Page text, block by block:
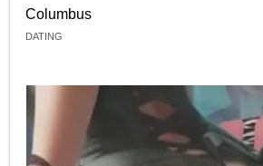
Columbus
DATING